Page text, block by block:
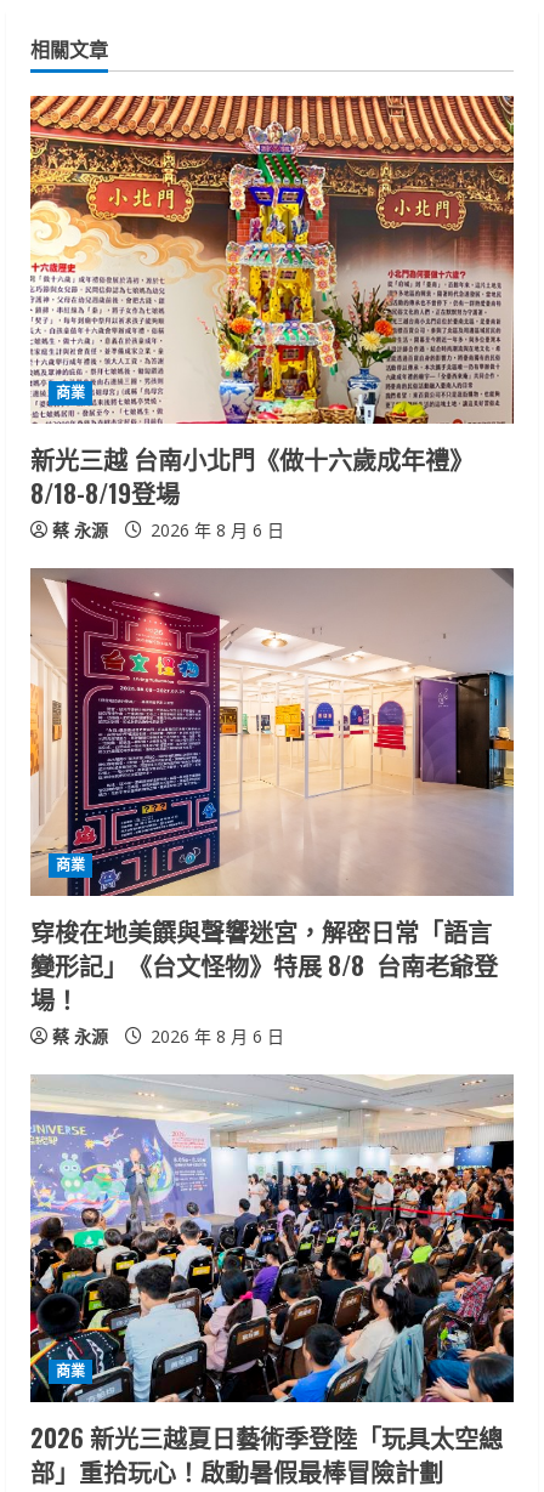
i
n
u
e
R
e
a
d
i
n
g
相關文章
商業
新光三越 台南小北門《做十六歲成年禮》
8/18-8/19登場
蔡 永源 2026 年 8 月 6 日
商業
穿梭在地美饌與聲響迷宮，解密日常「語言
變形記」《台文怪物》特展 8/8 台南老爺登
場！
蔡 永源 2026 年 8 月 6 日
商業
2026 新光三越夏日藝術季登陸「玩具太空總
部」重拾玩心！啟動暑假最棒冒險計劃